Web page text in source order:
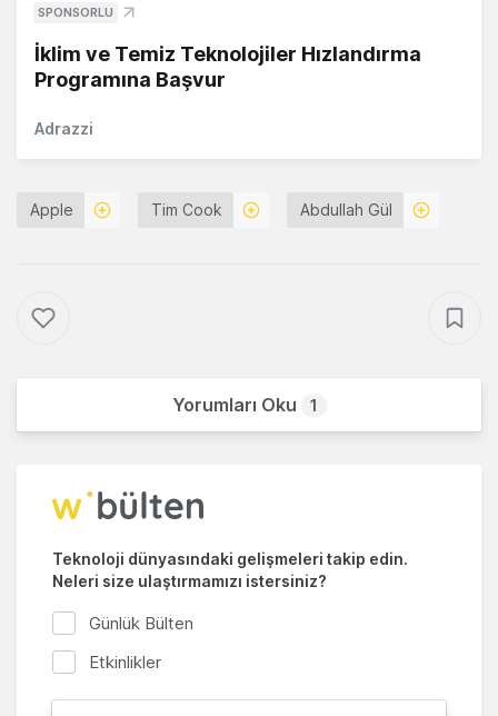
SPONSORLU
İklim ve Temiz Teknolojiler Hızlandırma
Programına Başvur
Adrazzi
Apple Tim Cook Abdullah Gül
Yorumları Oku 1
Teknoloji dünyasındaki gelişmeleri takip edin.
Neleri size ulaştırmamızı istersiniz?
Günlük Bülten
Etkinlikler